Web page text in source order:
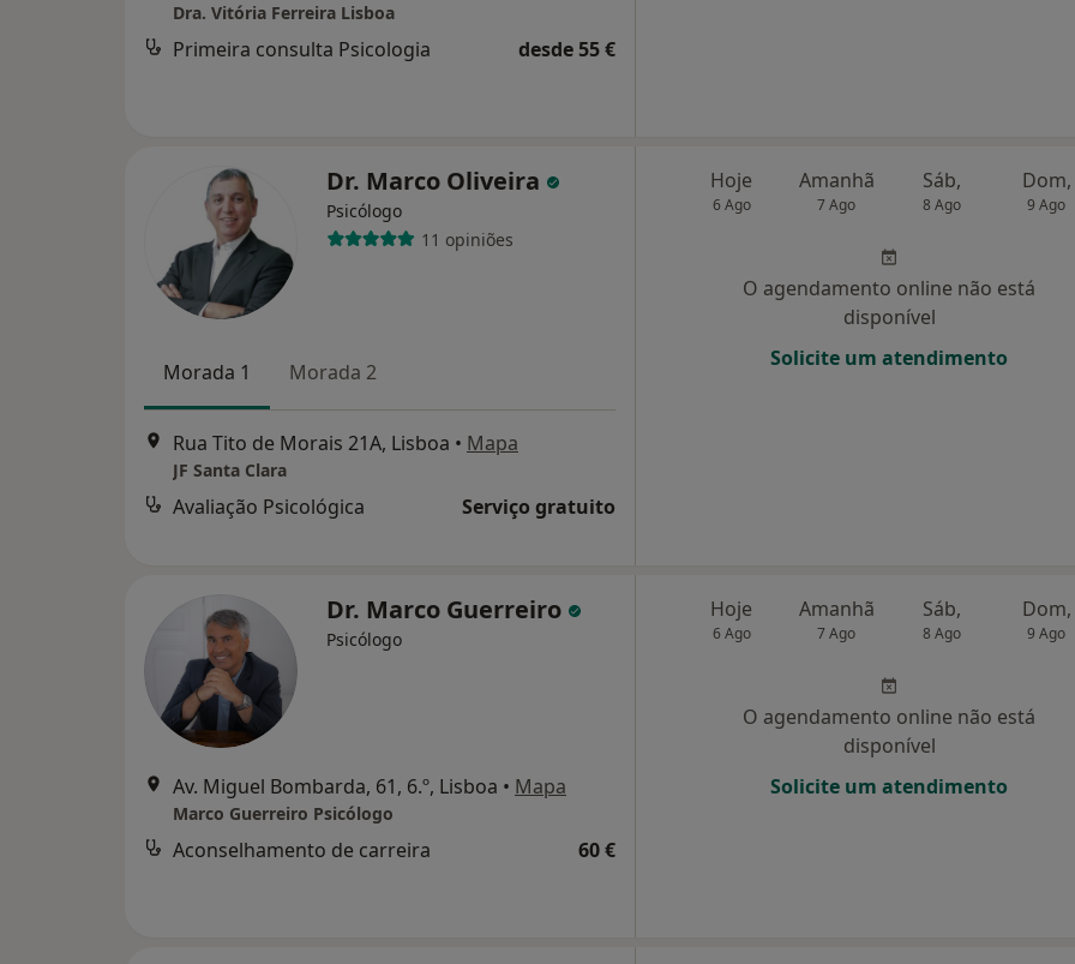
Dra. Vitória Ferreira Lisboa
Primeira consulta Psicologia desde 55 €
Dr. Marco Oliveira
Psicólogo
11 opiniões
Morada 1 Morada 2
Rua Tito de Morais 21A, Lisboa • Mapa
JF Santa Clara
Avaliação Psicológica Serviço gratuito
Hoje
6 Ago
Amanhã
7 Ago
Sáb,
8 Ago
Dom,
9 Ago
O agendamento online não está
disponível
Solicite um atendimento
Dr. Marco Guerreiro
Psicólogo
Av. Miguel Bombarda, 61, 6.º, Lisboa • Mapa
Marco Guerreiro Psicólogo
Aconselhamento de carreira 60 €
Hoje
6 Ago
Amanhã
7 Ago
Sáb,
8 Ago
Dom,
9 Ago
O agendamento online não está
disponível
Solicite um atendimento